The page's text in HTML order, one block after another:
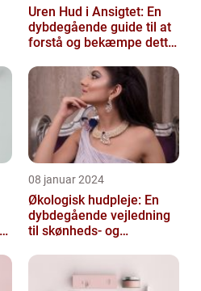
Uren Hud i Ansigtet: En
dybdegående guide til at
forstå og bekæmpe dette
08 januar 2024
Økologisk hudpleje: En
dybdegående vejledning
til skønheds- og